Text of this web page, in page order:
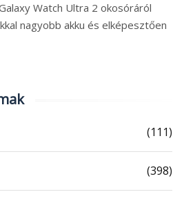
Watch Ultra 2 okosóráról
nagyobb akku és elképesztően
(111)
(398)